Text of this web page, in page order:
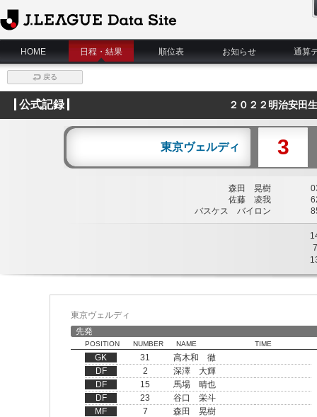
J.League Data Site
HOME
日程・結果 順位表 お知らせ 通算
戻る
公式記録 ２０２２明治安田
東京ヴェルディ 3
森田 晃樹
佐藤 凌我
バスケス バイロン
7
東京ヴェルディ
先発
POSITION NUMBER NAME TIME
GK 31
高木和 徹
DF
2
深澤 大輝
DF
15
馬場 晴也
DF
23
谷口 栄斗
MF
7
森田 晃樹